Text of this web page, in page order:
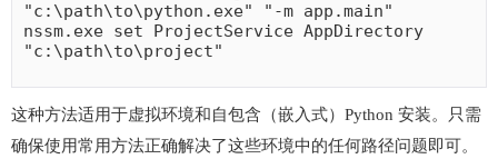
"c:\path\to\python.exe" "-m app.main"
nssm.exe set ProjectService AppDirectory
"c:\path\to\project"
这种方法适用于虚拟环境和自包含（嵌入式）Python 安装。只需
确保使用常用方法正确解决了这些环境中的任何路径问题即可。